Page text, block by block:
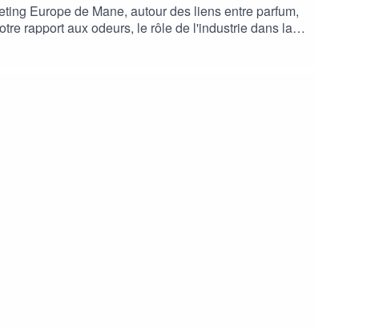
Europe de Mane, autour des liens entre parfum,
rapport aux odeurs, le rôle de l'industrie dans la
la chaîne d'approvisionnement.Un entretien
vous audio de la culture olfactive -
Amazon Music, Apple Podcasts, Youtube)